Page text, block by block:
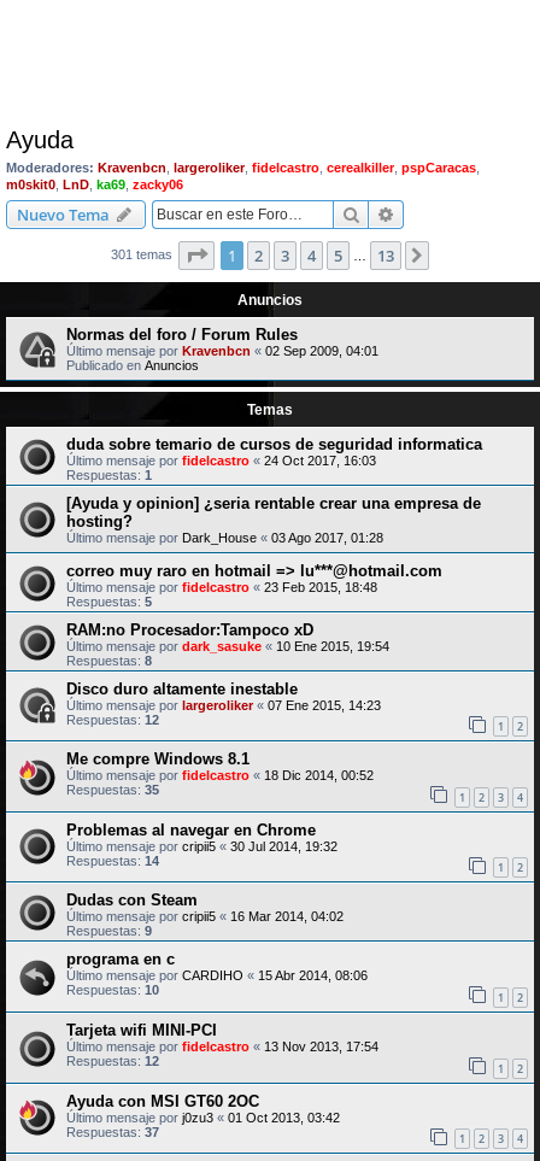
Ayuda
Moderadores: Kravenbcn largeroliker, fidelcastro cerealkiller, pspCaracas
m0skit0 LnD ka69 zacky06
Nuevo Tema Buscar
301 temas Página de 13
1 2 3 4 5 13
Anuncios
Normas del foro / Forum Rules
Último mensaje por Kravenbcn « 02 Sep 2009, 04:01
Publicado en Anuncios
Temas
duda sobre temario de cursos de seguridad informatica
Último mensaje por fidelcastro « 24 Oct 2017, 16:03
Respuestas: 1
[Ayuda y opinion] ¿seria rentable crear una empresa de
hosting?
Último mensaje por Dark_House « 03 Ago 2017, 01:28
correo muy raro en hotmail => lu***@hotmail.com
Último mensaje por fidelcastro « 23 Feb 2015, 18:48
Respuestas: 5
RAM:no Procesador:Tampoco xD
Último mensaje por dark_sasuke « 10 Ene 2015, 19:54
Respuestas: 8
Disco duro altamente inestable
Último mensaje por largeroliker« 07 Ene 2015, 14:23
Respuestas: 12 1 2
Me compre Windows 8.1
Último mensaje por fidelcastro « 18 Dic 2014, 00:52
Respuestas: 35 1 2 3 4
Problemas al navegar en Chrome
Último mensaje por cripii5 « 30 Jul 2014, 19:32
Respuestas: 14 1 2
Dudas con Steam
Último mensaje por cripii5 « 16 Mar 2014, 04:02
Respuestas: 9
programa en c
Último mensaje por CARDIHO « 15 Abr 2014, 08:06
Respuestas: 10 1 2
Tarjeta wifi MINI-PCI
Último mensaje por fidelcastro « 13 Nov 2013, 17:54
Respuestas: 12 1 2
Ayuda con MSI GT60 2OC
Último mensaje por j0zu3 « 01 Oct 2013, 03:42
Respuestas: 37 1 2 3 4